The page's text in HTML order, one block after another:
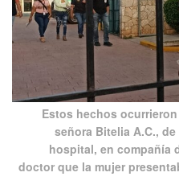
Estos hechos
señora Bitelia A.C.,
hospital, en compañía
doctor que la mujer